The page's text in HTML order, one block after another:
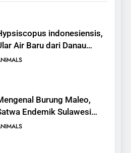
indonesiensis,
Air Baru dari Danau
Burung Maleo,
Endemik Sulawesi
Terancam Punah